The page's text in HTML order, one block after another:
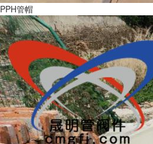
PPH管帽